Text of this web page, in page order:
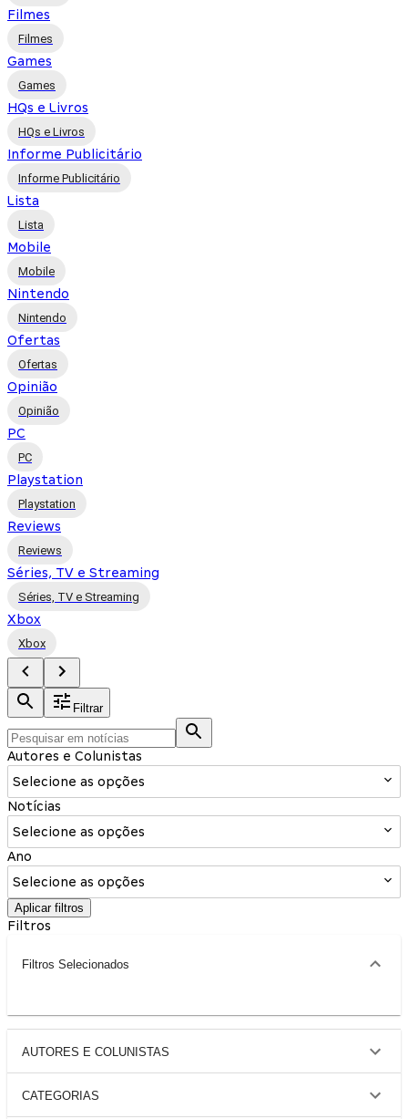
Filmes
Filmes
Games
Games
HQs e Livros
HQs e Livros
Informe Publicitário
Informe Publicitário
Lista
Lista
Mobile
Mobile
Nintendo
Nintendo
Ofertas
Ofertas
Opinião
Opinião
PC
PC
Playstation
Playstation
Reviews
Reviews
Séries, TV e Streaming
Séries, TV e Streaming
Xbox
Xbox
Filtrar
Autores e Colunistas
Selecione as opções
Notícias
Selecione as opções
Ano
Selecione as opções
Aplicar filtros
Filtros
Filtros Selecionados
AUTORES E COLUNISTAS
CATEGORIAS